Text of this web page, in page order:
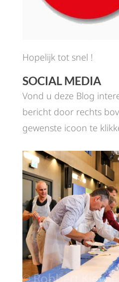
Hopelijk tot snel !
SOCIAL MEDIA
Vond u deze Blog
bericht door rechts
gewenste icoon te